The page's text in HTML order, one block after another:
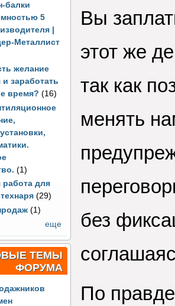
балки
5
|
Металлист
желание
и заработать
время? (16)
(1)
работа для
(29)
(1)
еще
ТЕМЫ
ФОРУМА
Вы
этот же
так как
менять
без
По